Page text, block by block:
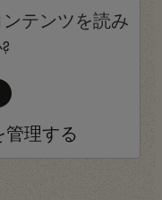
テンツを読み
管理する